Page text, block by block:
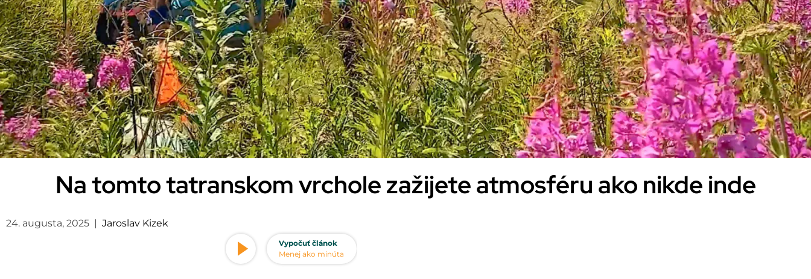
Na tomto tatranskom vrchole zažijete atmosféru ako nikde inde
24. augusta, 2025 | Jaroslav Kizek
Vypočuť článok
Menej ako minúta